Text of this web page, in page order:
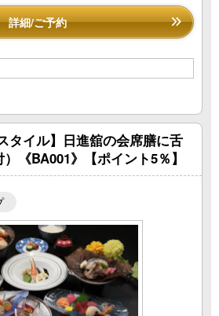
詳細/ご予約
タイル】日進舘の会席膳に舌
《BA001》【ポイント5％】